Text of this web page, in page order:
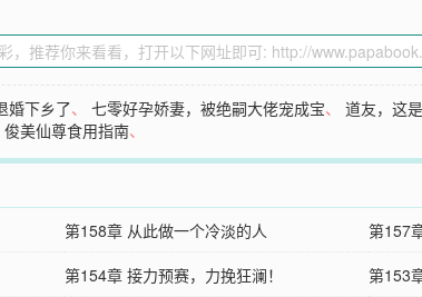
婚下乡了、七零好孕娇妻，被绝嗣大佬宠成宝、道友，这
俊美仙尊食用指南、
第158章 从此做一个冷淡的人
第157
第154章 接力预赛，力挽狂澜！
第153